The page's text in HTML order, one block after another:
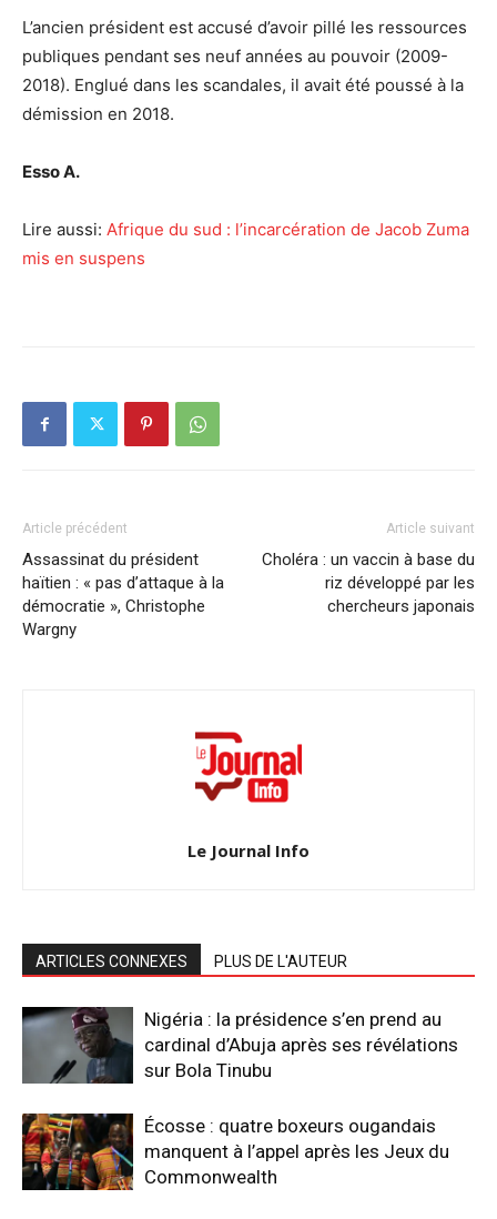
L’ancien président est accusé d’avoir pillé les ressources
publiques pendant ses neuf années au pouvoir (2009-
2018). Englué dans les scandales, il avait été poussé à la
démission en 2018.
Esso A.
Lire aussi: Afrique du sud : l’incarcération de Jacob Zuma
mis en suspens
Article précédent
Assassinat du président
haïtien : « pas d’attaque à la
démocratie », Christophe
Wargny
Article suivant
Choléra : un vaccin à base du
riz développé par les
chercheurs japonais
Le Journal Info
ARTICLES CONNEXES PLUS DE L'AUTEUR
Nigéria : la présidence s’en prend au
cardinal d’Abuja après ses révélations
sur Bola Tinubu
Écosse : quatre boxeurs ougandais
manquent à l’appel après les Jeux du
Commonwealth